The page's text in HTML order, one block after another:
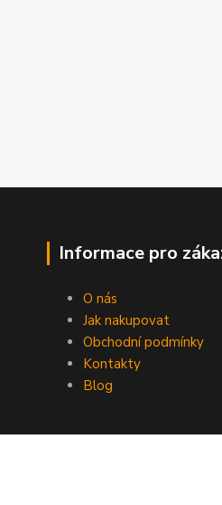
Informace pro
O nás
Jak nakupovat
Obchodní podmínky
Kontakty
Blog